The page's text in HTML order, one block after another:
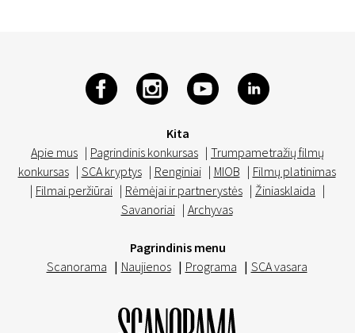
Kita
Apie mus | Pagrindinis konkursas | Trumpametražių filmų
konkursas | SCA kryptys | Renginiai | MIOB | Filmų platinimas
| Filmai peržiūrai | Rėmėjai ir partnerystės | Žiniasklaida |
Savanoriai | Archyvas
Pagrindinis menu
Scanorama | Naujienos | Programa | SCA vasara